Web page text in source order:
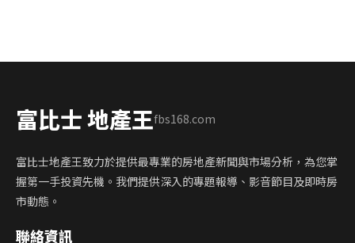
富比士 地產王fbs168.com
富比士地產王致力於提供最專業的房地產新聞與市場分析，為您掌
握第一手投資先機。我們提供深入的專題報導、影音節目及即時房
市動態。
聯絡資訊